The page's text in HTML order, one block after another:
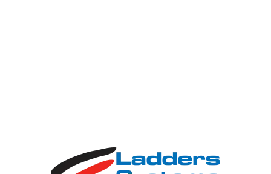
виробництва дозволяють нам тримати виробничі
витрати на одиницю продукції на низькому рівні.